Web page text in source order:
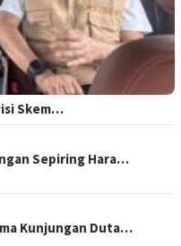
Skem…
Sepiring Hara…
Kunjungan Duta…